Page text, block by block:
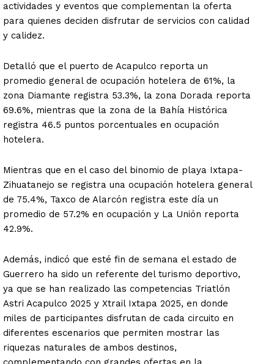
actividades y eventos que complementan la oferta
para quienes deciden disfrutar de servicios con calidad
y calidez.
Detalló que el puerto de Acapulco reporta un
promedio general de ocupación hotelera de 61%, la
zona Diamante registra 53.3%, la zona Dorada reporta
69.6%, mientras que la zona de la Bahía Histórica
registra 46.5 puntos porcentuales en ocupación
hotelera.
Mientras que en el caso del binomio de playa Ixtapa-
Zihuatanejo se registra una ocupación hotelera general
de 75.4%, Taxco de Alarcón registra este día un
promedio de 57.2% en ocupación y La Unión reporta
42.9%.
Además, indicó que esté fin de semana el estado de
Guerrero ha sido un referente del turismo deportivo,
ya que se han realizado las competencias Triatlón
Astri Acapulco 2025 y Xtrail Ixtapa 2025, en donde
miles de participantes disfrutan de cada circuito en
diferentes escenarios que permiten mostrar las
riquezas naturales de ambos destinos,